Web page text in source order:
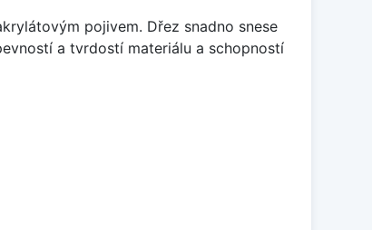
pojivem. Dřez snadno snese
a tvrdostí materiálu a schopností